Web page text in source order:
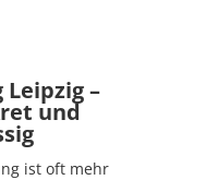
–
und
ist oft mehr